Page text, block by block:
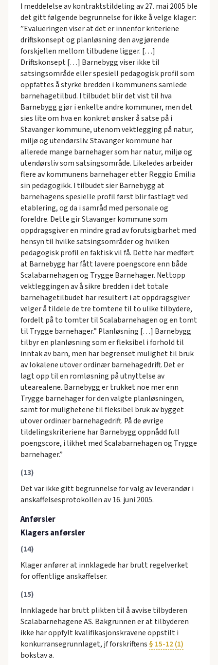
I meddelelse av kontraktstildeling av 27. mai 2005 ble
det gitt følgende begrunnelse for ikke å velge klager:
”Evalueringen viser at det er innenfor kriteriene
driftskonsept og planløsning den avgjørende
forskjellen mellom tilbudene ligger. […]
Driftskonsept […] Barnebygg viser ikke til
satsingsområde eller spesiell pedagogisk profil som
oppfattes å styrke bredden i kommunens samlede
barnehagetilbud. I tilbudet blir det vist til hva
Barnebygg gjør i enkelte andre kommuner, men det
sies lite om hva en konkret ønsker å satse på i
Stavanger kommune, utenom vektlegging på natur,
miljø og utendørsliv. Stavanger kommune har
allerede mange barnehager som har natur, miljø og
utendørsliv som satsingsområde. Likeledes arbeider
flere av kommunens barnehager etter Reggio Emilia
sin pedagogikk. I tilbudet sier Barnebygg at
barnehagens spesielle profil først blir fastlagt ved
etablering, og da i samråd med personale og
foreldre. Dette gir Stavanger kommune som
oppdragsgiver en mindre grad av forutsigbarhet med
hensyn til hvilke satsingsområder og hvilken
pedagogisk profil en faktisk vil få. Dette har medført
at Barnebygg har fått lavere poengscore enn både
Scalabarnehagen og Trygge Barnehager. Nettopp
vektleggingen av å sikre bredden i det totale
barnehagetilbudet har resultert i at oppdragsgiver
velger å tildele de tre tomtene til to ulike tilbydere,
fordelt på to tomter til Scalabarnehagen og en tomt
til Trygge barnehager.” Planløsning […] Barnebygg
tilbyr en planløsning som er fleksibel i forhold til
inntak av barn, men har begrenset mulighet til bruk
av lokalene utover ordinær barnehagedrift. Det er
lagt opp til en romløsning på utnyttelse av
utearealene. Barnebygg er trukket noe mer enn
Trygge barnehager for den valgte planløsningen,
samt for mulighetene til fleksibel bruk av bygget
utover ordinær barnehagedrift. På de øvrige
tildelingskriteriene har Barnebygg oppnådd full
poengscore, i likhet med Scalabarnehagen og Trygge
barnehager.”
(13)
Det var ikke gitt begrunnelse for valg av leverandør i
anskaffelsesprotokollen av 16. juni 2005.
Anførsler
Klagers anførsler
(14)
Klager anfører at innklagede har brutt regelverket
for offentlige anskaffelser.
(15)
Innklagede har brutt plikten til å avvise tilbyderen
Scalabarnehagene AS. Bakgrunnen er at tilbyderen
ikke har oppfylt kvalifikasjonskravene oppstilt i
konkurransegrunnlaget, jf forskriftens § 15-12 (1)
bokstav a.